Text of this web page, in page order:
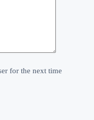
for the next time